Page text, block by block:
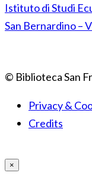
Istituto di Studi
San Bernardino –
© Biblioteca San
Privacy &
Credits
×